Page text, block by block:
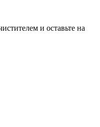
и оставьте на